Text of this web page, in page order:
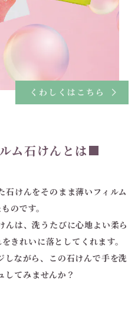
くわしくはこちら
ム石けんとは■
石けんをそのまま薄いフィルム
のです。
んは、洗うたびに心地よい柔ら
きれいに落としてくれます。
しながら、この石けんで手を洗
してみませんか？